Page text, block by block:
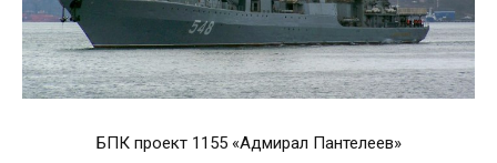
БПК проект 1155 «Адмирал Пантелеев»